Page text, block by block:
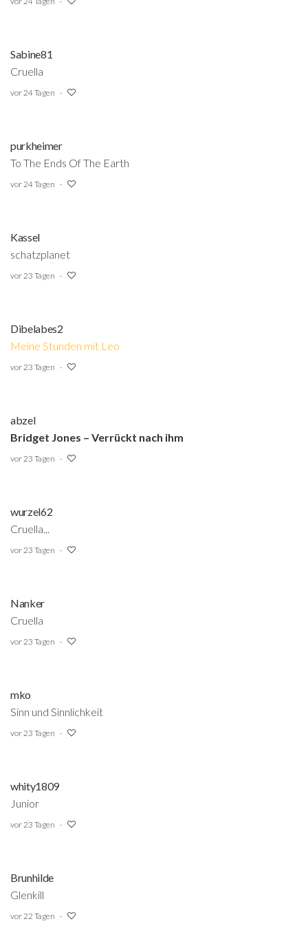
Sabine81
Cruella
vor 24 Tagen
purkheimer
To The Ends Of The Earth
vor 24 Tagen
Kassel
schatzplanet
vor 23 Tagen
Dibelabes2
Meine Stunden mit Leo
vor 23 Tagen
abzel
Bridget Jones – Verrückt nach ihm
vor 23 Tagen
wurzel62
Cruella...
vor 23 Tagen
Nanker
Cruella
vor 23 Tagen
mko
Sinn und Sinnlichkeit
vor 23 Tagen
whity1809
Junior
vor 23 Tagen
Brunhilde
Glenkill
vor 22 Tagen